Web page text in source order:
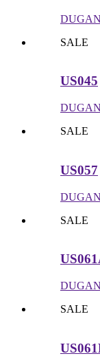
SALE
US045
SALE
US057
SALE
SALE